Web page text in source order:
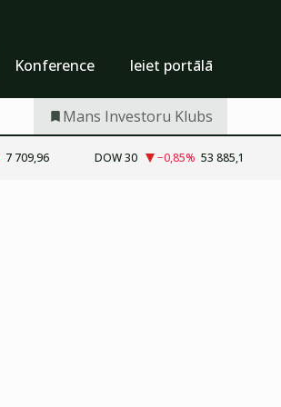
Konference Ieiet portālā
Mans Investoru Klubs
7 709,96 DOW 30 −0,85% 53 885,1